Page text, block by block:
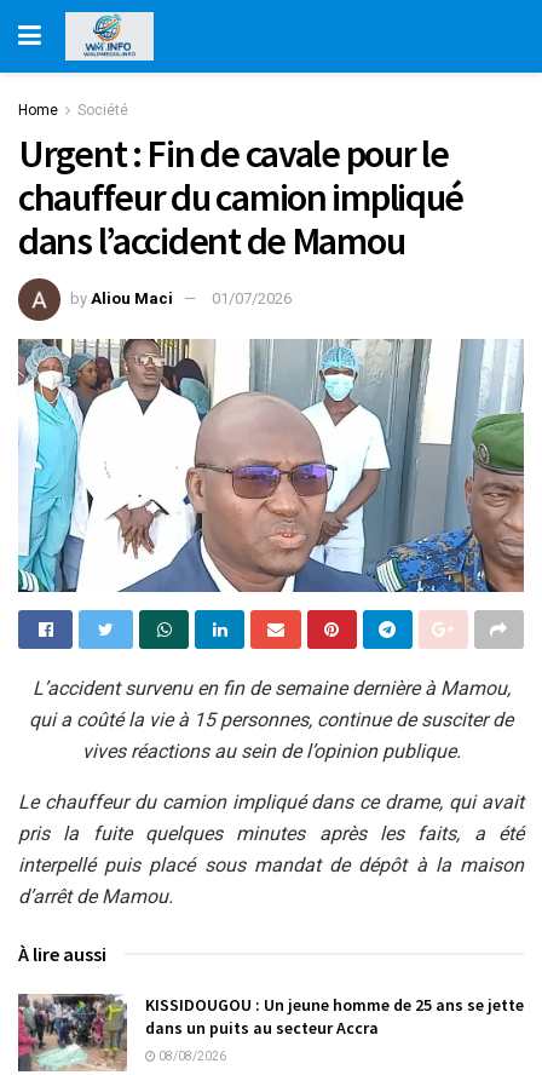
Home Société
Urgent : Fin de cavale pour le
chauffeur du camion impliqué
dans l’accident de Mamou
by Aliou Maci 01/07/2026
L’accident survenu en fin de semaine dernière à Mamou,
qui a coûté la vie à 15 personnes, continue de susciter de
vives réactions au sein de l’opinion publique.
Le chauffeur du camion impliqué dans ce drame, qui avait
pris la fuite quelques minutes après les faits, a été
interpellé puis placé sous mandat de dépôt à la maison
d’arrêt de Mamou.
À lire aussi
KISSIDOUGOU : Un jeune homme de 25 ans se jette
dans un puits au secteur Accra
08/08/2026